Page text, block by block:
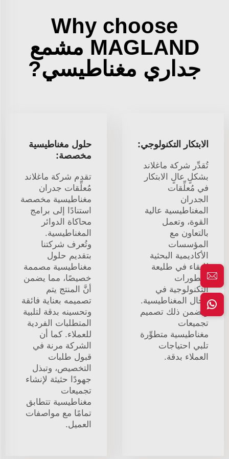
Why choose
MAGLAND مشمع
جداري مغناطيسي?
الابتكار التكنولوجي:
تُقدِّر شركة ماغلاند
بشكلٍ عالٍ الابتكار
في مُعلِّقات
الجدران
المغناطيسية عالية
القوة، وتعمل
بالتعاون مع
المؤسسات
الأكاديمية البحثية
للبقاء في طليعة
التطورات
التكنولوجية في
مجال المغناطيسية.
ويضمن ذلك تصميم
تجميعات
مغناطيسية متطوِّرة
تلبي احتياجات
العملاء بدقة.
حلول مغناطيسية
مخصصة:
تقدم شركة ماغلاند
مُعلِّقات جدران
مغناطيسية مخصصة
استنادًا إلى برامج
محاكاة الدوائر
المغناطيسية.
وتُعرف شركتنا
بتقديم حلول
مغناطيسية مصممة
خصيصًا، مما يضمن
أنَّ المنتج يتم
تصميمه بعناية فائقة
وتحسينه بدقة لتلبية
المتطلبات الفردية
للعملاء. كما أن
الشركة مرنة في
قبول طلبات
التخصيص، وتبذل
جهودًا حثيثة لإنشاء
تجميعات
مغناطيسية تتطابق
تمامًا مع مواصفات
العميل.